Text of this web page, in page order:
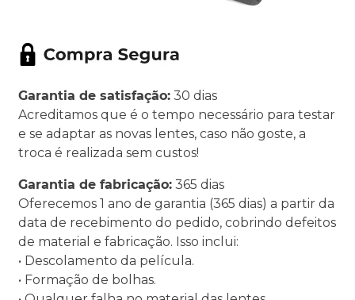
Garantia de satisfação: 30 dias
Acreditamos que é o tempo necessário para testar
e se adaptar as novas lentes, caso não goste, a
troca é realizada sem custos!
Garantia de fabricação: 365 dias
Oferecemos 1 ano de garantia (365 dias) a partir da
data de recebimento do pedido, cobrindo defeitos
de material e fabricação. Isso inclui:
• Descolamento da película.
• Formação de bolhas.